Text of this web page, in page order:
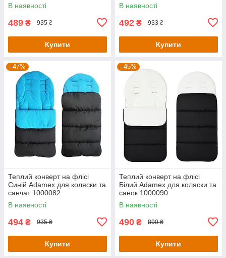
В наявності
489 ₴ 935 ₴
Купити
В наявності
492 ₴ 933 ₴
Купити
–47%
Теплий конверт на флісі
Синій Adamex для коляски та
санчат 1000082
В наявності
494 ₴ 935 ₴
Купити
–45%
Теплий конверт на флісі
Білий Adamex для коляски та
санок 1000090
В наявності
490 ₴ 890 ₴
Купити